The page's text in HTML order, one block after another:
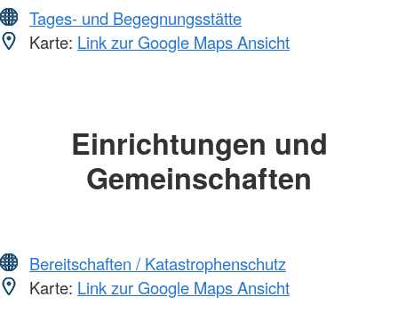
Tages- und Begegnungsstätte
Karte: Link zur Google Maps Ansicht
Einrichtungen und
Gemeinschaften
Bereitschaften / Katastrophenschutz
Karte: Link zur Google Maps Ansicht